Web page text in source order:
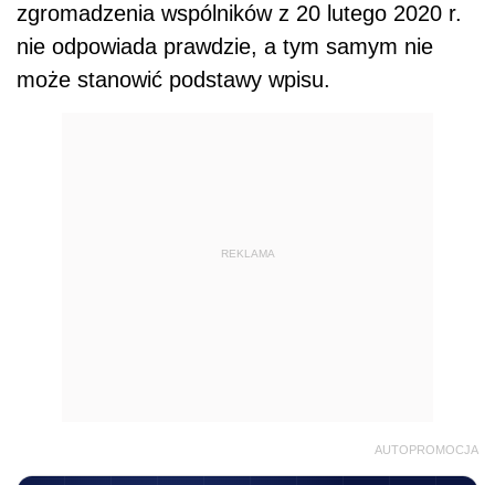
zgromadzenia wspólników z 20 lutego 2020 r.
nie odpowiada prawdzie, a tym samym nie
może stanowić podstawy wpisu.
REKLAMA
AUTOPROMOCJA